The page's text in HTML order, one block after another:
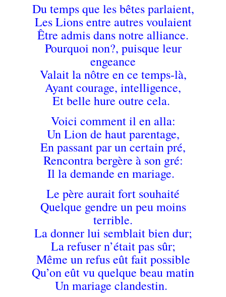
Du temps que les bêtes parlaient,
Les Lions entre autres voulaient
Être admis dans notre alliance.
Pourquoi non?, puisque leur
engeance
Valait la nôtre en ce temps-là,
Ayant courage, intelligence,
Et belle hure outre cela.
Voici comment il en alla:
Un Lion de haut parentage,
En passant par un certain pré,
Rencontra bergère à son gré:
Il la demande en mariage.
Le père aurait fort souhaité
Quelque gendre un peu moins
terrible.
La donner lui semblait bien dur;
La refuser n’était pas sûr;
Même un refus eût fait possible
Qu’on eût vu quelque beau matin
Un mariage clandestin.